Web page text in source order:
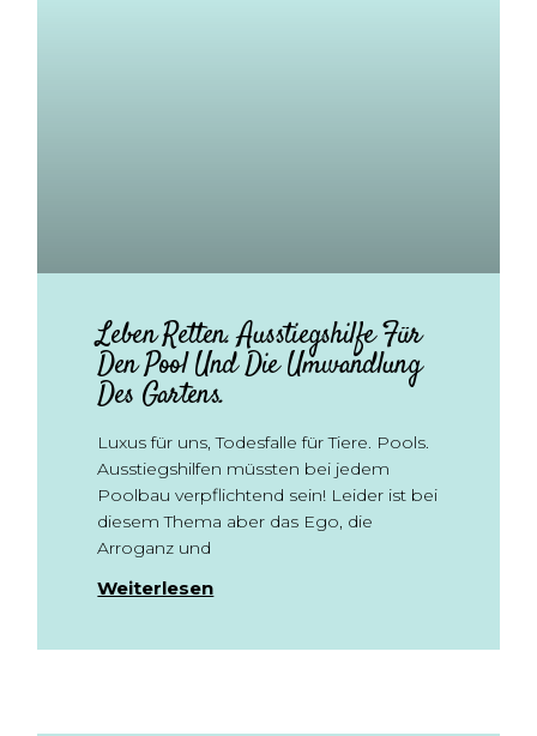
Leben Retten. Ausstiegshilfe Für
Den Pool Und Die Umwandlung
Des Gartens.
Luxus für uns, Todesfalle für Tiere. Pools.
Ausstiegshilfen müssten bei jedem
Poolbau verpflichtend sein! Leider ist bei
diesem Thema aber das Ego, die
Arroganz und
Weiterlesen